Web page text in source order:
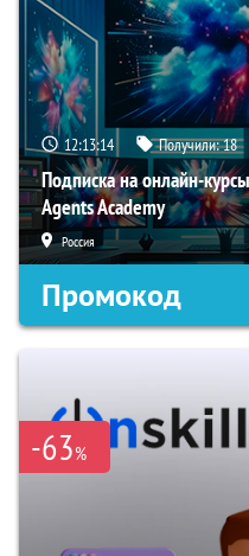
12:13:13 Получили:18
Подписка на онлайн-
Agents Academy
Россия
Промокод
-63%